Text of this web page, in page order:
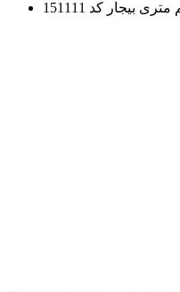
بیجار کد 151111